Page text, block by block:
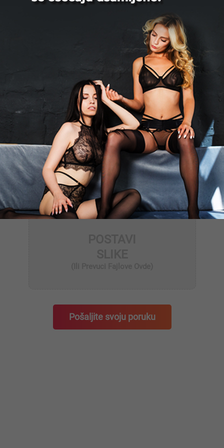
Pažnja! Želite li dobiti odgovor na svoj upit?
Obavezno to navedite u telu vaše poruke.
Pošaljite svoju poruku